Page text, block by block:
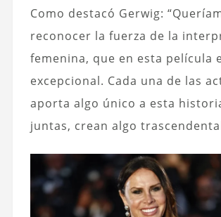
Como destacó Gerwig:
reconocer la fuerza de la
femenina, que en esta película
excepcional. Cada una de las
aporta algo único a esta
juntas, crean algo